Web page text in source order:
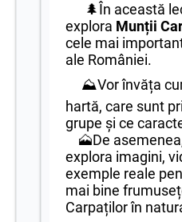
🌲În această
explora Munții
cele mai
ale României.
⛰️Vor învăța
hartă, care sunt
grupe și ce
🗻De
explora imagini,
exemple reale
mai bine
Carpaților în